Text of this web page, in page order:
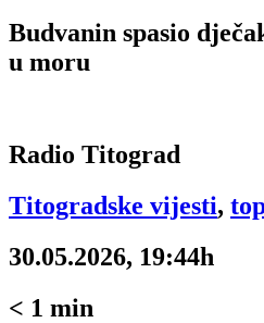
Budvanin spasio
u moru
Radio Titograd
Titogradske vijesti,
30.05.2026, 19:44h
< 1 min